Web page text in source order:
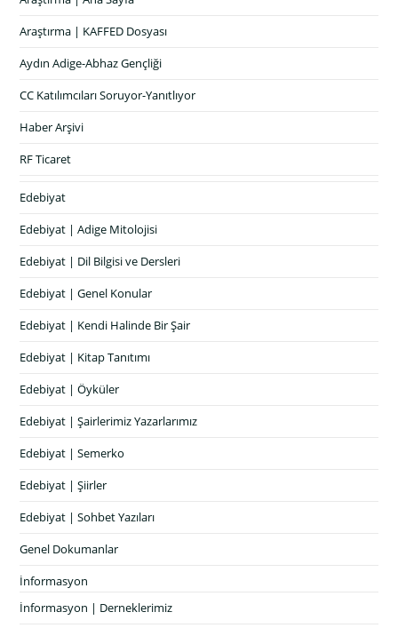
Araştırma | KAFFED Dosyası
Aydın Adige-Abhaz Gençliği
CC Katılımcıları Soruyor-Yanıtlıyor
Haber Arşivi
RF Ticaret
Edebiyat
Edebiyat | Adige Mitolojisi
Edebiyat | Dil Bilgisi ve Dersleri
Edebiyat | Genel Konular
Edebiyat | Kendi Halinde Bir Şair
Edebiyat | Kitap Tanıtımı
Edebiyat | Öyküler
Edebiyat | Şairlerimiz Yazarlarımız
Edebiyat | Semerko
Edebiyat | Şiirler
Edebiyat | Sohbet Yazıları
Genel Dokumanlar
İnformasyon
İnformasyon | Derneklerimiz